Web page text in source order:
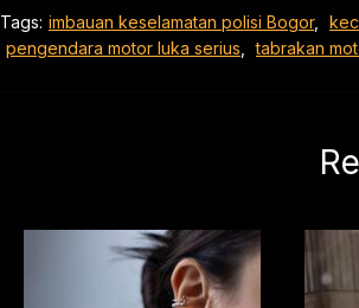
Tags: imbauan keselamatan polisi Bogor,
pengendara motor luka serius
tabrakan